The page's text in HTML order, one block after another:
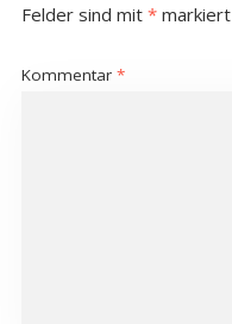
Felder sind mit *markiert
Kommentar *